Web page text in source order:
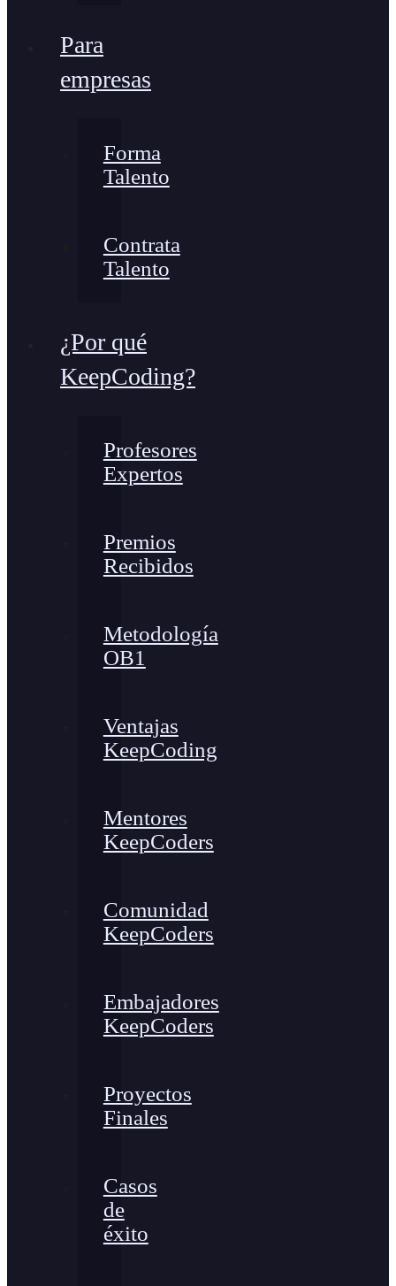
Para
empresas
Forma
Talento
Contrata
Talento
¿Por qué
KeepCoding?
Profesores
Expertos
Premios
Recibidos
Metodología
OB1
Ventajas
KeepCoding
Mentores
KeepCoders
Comunidad
KeepCoders
Embajadores
KeepCoders
Proyectos
Finales
Casos
de
éxito